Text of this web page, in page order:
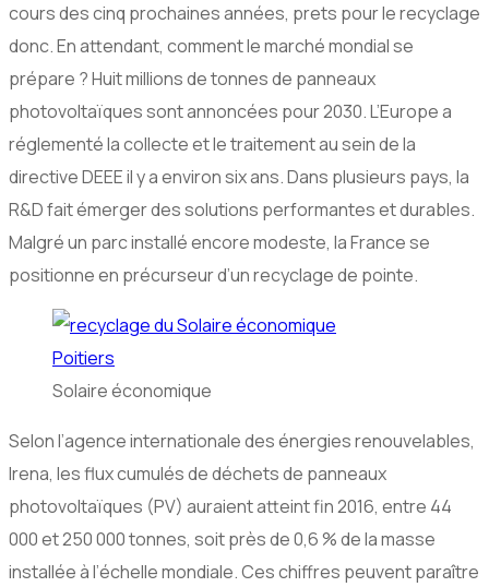
cours des cinq prochaines années, prets pour le recyclage
donc. En attendant, comment le marché mondial se
prépare ? Huit millions de tonnes de panneaux
photovoltaïques sont annoncées pour 2030. L’Europe a
réglementé la collecte et le traitement au sein de la
directive DEEE il y a environ six ans. Dans plusieurs pays, la
R&D fait émerger des solutions performantes et durables.
Malgré un parc installé encore modeste, la France se
positionne en précurseur d’un recyclage de pointe.
Solaire économique
Selon l’agence internationale des énergies renouvelables,
Irena, les flux cumulés de déchets de panneaux
photovoltaïques (PV) auraient atteint fin 2016, entre 44
000 et 250 000 tonnes, soit près de 0,6 % de la masse
installée à l’échelle mondiale. Ces chiffres peuvent paraître